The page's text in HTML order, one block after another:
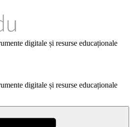
digitale și resurse educaționale
digitale și resurse educaționale